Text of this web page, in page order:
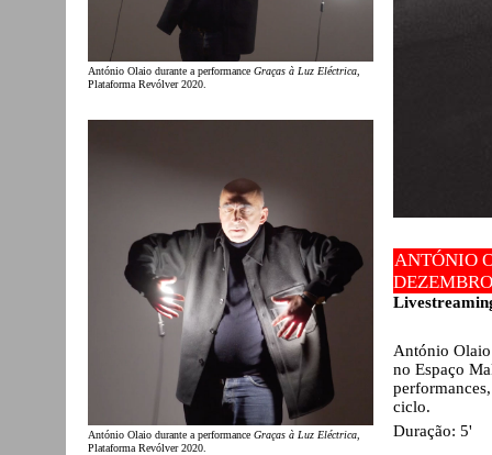
António Olaio durante a performance Graças à Luz Eléctrica
Plataforma Revólver 2020.
António Olaio durante a performance Graças à Luz Eléctrica
Plataforma Revólver 2020.
ANTÓNIO
António Olaio
no Espaço
ciclo.
Duração: 5'